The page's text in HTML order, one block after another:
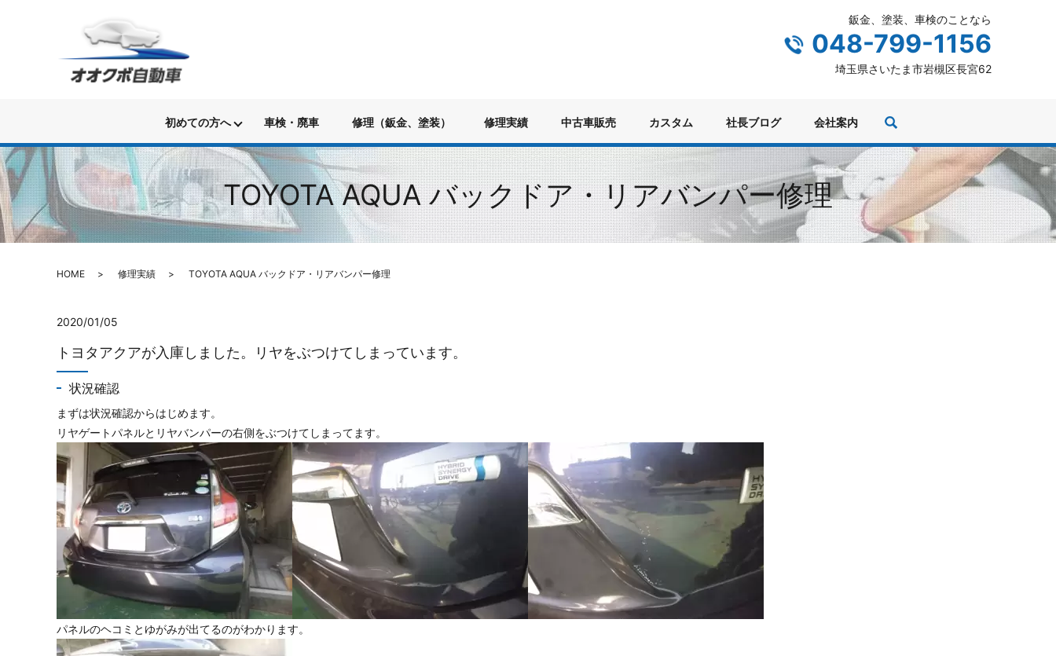
鈑金、塗装、車検のことなら
048-799-1156
埼玉県さいたま市岩槻区長宮62
初めての方へ 車検・廃車 修理（鈑金、塗装） 修理実績 中古車販売 カスタム 社長ブログ 会社案内
TOYOTA AQUA バックドア・リアバンパー修理
HOME 修理実績 TOYOTA AQUA バックドア・リアバンパー修理
2020/01/05
トヨタアクアが入庫しました。リヤをぶつけてしまっています。
状況確認
まずは状況確認からはじめます。
リヤゲートパネルとリヤバンパーの右側をぶつけてしまってます。
パネルのヘコミとゆがみが出てるのがわかります。